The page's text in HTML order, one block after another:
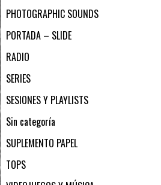
PHOTOGRAPHIC SOUNDS
PORTADA – SLIDE
RADIO
SERIES
SESIONES Y PLAYLISTS
Sin categoría
SUPLEMENTO PAPEL
TOPS